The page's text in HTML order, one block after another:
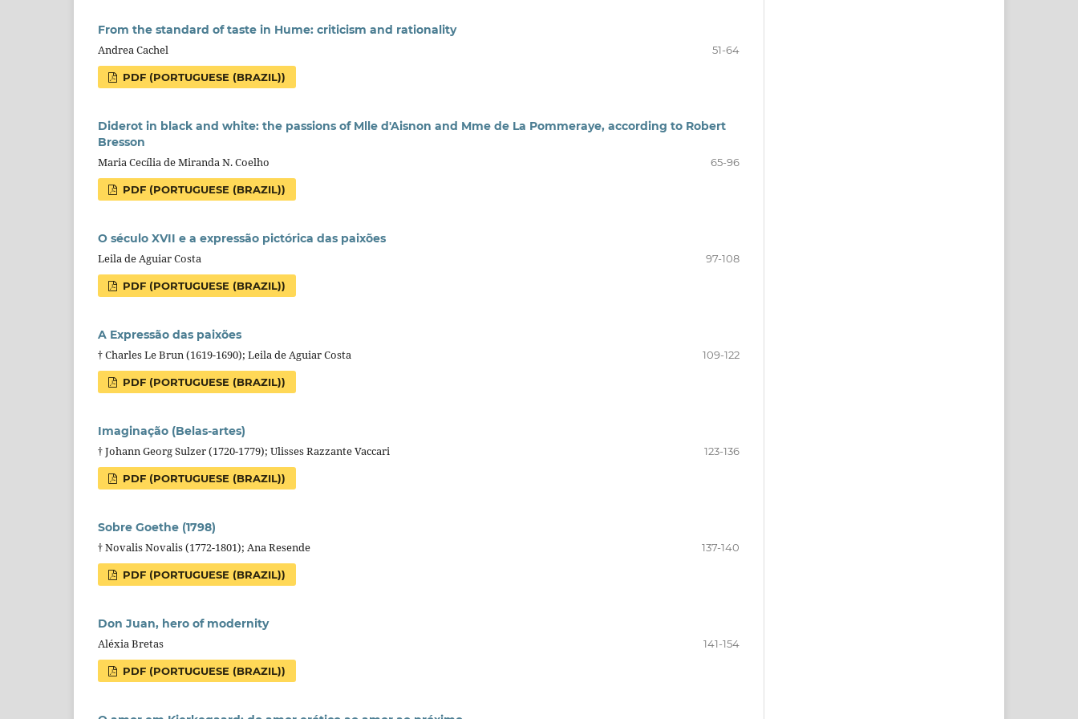
From the standard of taste in Hume: criticism and rationality
Andrea Cachel
51-64
PDF (PORTUGUESE (BRAZIL))
Diderot in black and white: the passions of Mlle d'Aisnon and Mme de La Pommeraye, according to Robert
Bresson
Maria Cecília de Miranda N. Coelho
65-96
PDF (PORTUGUESE (BRAZIL))
O século XVII e a expressão pictórica das paixões
Leila de Aguiar Costa
97-108
PDF (PORTUGUESE (BRAZIL))
A Expressão das paixões
† Charles Le Brun (1619-1690); Leila de Aguiar Costa
109-122
PDF (PORTUGUESE (BRAZIL))
Imaginação (Belas-artes)
† Johann Georg Sulzer (1720-1779); Ulisses Razzante Vaccari
123-136
PDF (PORTUGUESE (BRAZIL))
Sobre Goethe (1798)
† Novalis Novalis (1772-1801); Ana Resende
137-140
PDF (PORTUGUESE (BRAZIL))
Don Juan, hero of modernity
Aléxia Bretas
141-154
PDF (PORTUGUESE (BRAZIL))